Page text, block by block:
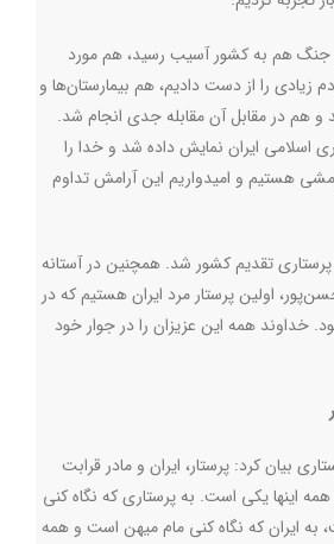
جنگ هم به کشور آسیب رسید، هم مورد
زیادی را از دست دادیم، هم بیمارستان‌ها و
و هم در مقابل آن مقابله جدی انجام شد.
اسلامی ایران نمایش داده شد و خدا را
هستیم و امیدواریم این آرامش تداوم
تقدیم کشور شد. همچنین در آستانه
اولین پرستار مرد ایران هستیم که در
خداوند همه این عزیزان را در جوار خود
بیان کرد: پرستار، ایران و مادر قرابت
اینها یکی است. به پرستاری که نگاه کنی
ایران که نگاه کنی مام میهن است و همه